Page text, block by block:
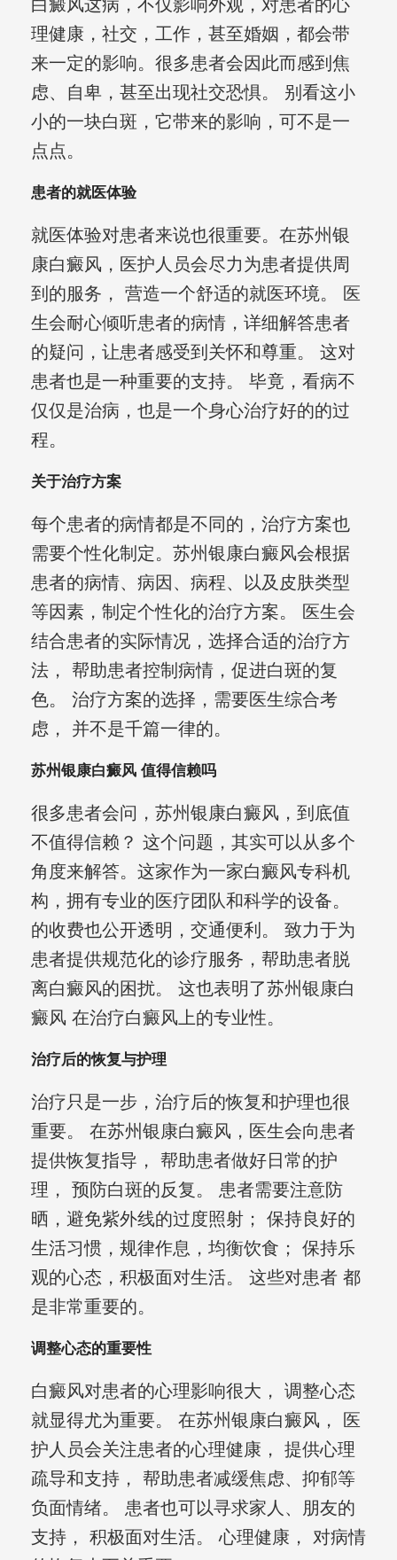
白癜风这病，不仅影响外观，对患者的心
理健康，社交，工作，甚至婚姻，都会带
来一定的影响。很多患者会因此而感到焦
虑、自卑，甚至出现社交恐惧。 别看这小
小的一块白斑，它带来的影响，可不是一
点点。
患者的就医体验
就医体验对患者来说也很重要。在苏州银
康白癜风，医护人员会尽力为患者提供周
到的服务， 营造一个舒适的就医环境。 医
生会耐心倾听患者的病情，详细解答患者
的疑问，让患者感受到关怀和尊重。 这对
患者也是一种重要的支持。 毕竟，看病不
仅仅是治病，也是一个身心治疗好的的过
程。
关于治疗方案
每个患者的病情都是不同的，治疗方案也
需要个性化制定。苏州银康白癜风会根据
患者的病情、病因、病程、以及皮肤类型
等因素，制定个性化的治疗方案。 医生会
结合患者的实际情况，选择合适的治疗方
法， 帮助患者控制病情，促进白斑的复
色。 治疗方案的选择，需要医生综合考
虑， 并不是千篇一律的。
苏州银康白癜风 值得信赖吗
很多患者会问，苏州银康白癜风，到底值
不值得信赖？ 这个问题，其实可以从多个
角度来解答。这家作为一家白癜风专科机
构，拥有专业的医疗团队和科学的设备。
的收费也公开透明，交通便利。 致力于为
患者提供规范化的诊疗服务，帮助患者脱
离白癜风的困扰。 这也表明了苏州银康白
癜风 在治疗白癜风上的专业性。
治疗后的恢复与护理
治疗只是一步，治疗后的恢复和护理也很
重要。 在苏州银康白癜风，医生会向患者
提供恢复指导， 帮助患者做好日常的护
理， 预防白斑的反复。 患者需要注意防
晒，避免紫外线的过度照射； 保持良好的
生活习惯，规律作息，均衡饮食； 保持乐
观的心态，积极面对生活。 这些对患者 都
是非常重要的。
调整心态的重要性
白癜风对患者的心理影响很大， 调整心态
就显得尤为重要。 在苏州银康白癜风， 医
护人员会关注患者的心理健康， 提供心理
疏导和支持， 帮助患者减缓焦虑、抑郁等
负面情绪。 患者也可以寻求家人、朋友的
支持， 积极面对生活。 心理健康， 对病情